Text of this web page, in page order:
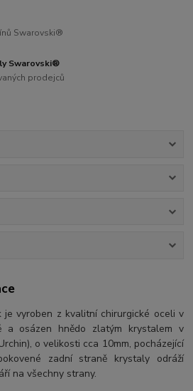
Swarovski®
Swarovski®
prodejců
je vyroben z kvalitní chirurgické oceli v
a osázen hnědo zlatým krystalem v
o velikosti cca 10mm, pocházející
zadní straně krystaly odráží
na všechny strany.